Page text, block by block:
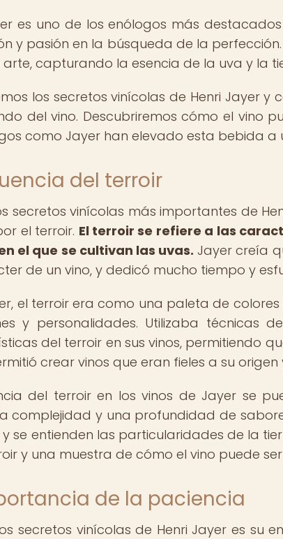
es uno de los enólogos más
y pasión en la búsqueda de la
capturando la esencia de la uva y la
los secretos vinícolas de Henri Jayer
del vino. Descubriremos cómo el vino
como Jayer han elevado esta bebida a
del terroir
secretos vinícolas más importantes de
el terroir. El terroir se refiere a las
el que se cultivan las uvas. Jayer creía
de un vino, y dedicó mucho tiempo y
el terroir era como una paleta de
y personalidades. Utilizaba técnicas
del terroir en sus vinos, permitiendo
crear vinos que eran fieles a su
del terroir en los vinos de Jayer se
complejidad y una profundidad de
se entienden las particularidades de la
y una muestra de cómo el vino puede
de la paciencia
secretos vinícolas de Henri Jayer es su